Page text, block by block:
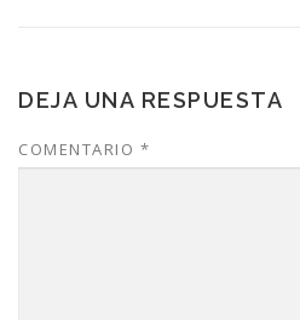
DEJA UNA RESPUESTA
COMENTARIO *